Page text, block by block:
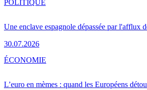
Une enclave espagnole dépassée par l'afflux
30.07.2026
POLITIQUE
L’euro en mèmes : quand les Européens
ÉCONOMIE